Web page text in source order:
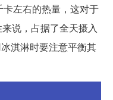
左右的热量，这对于
说，占据了全天摄入
淇淋时要注意平衡其